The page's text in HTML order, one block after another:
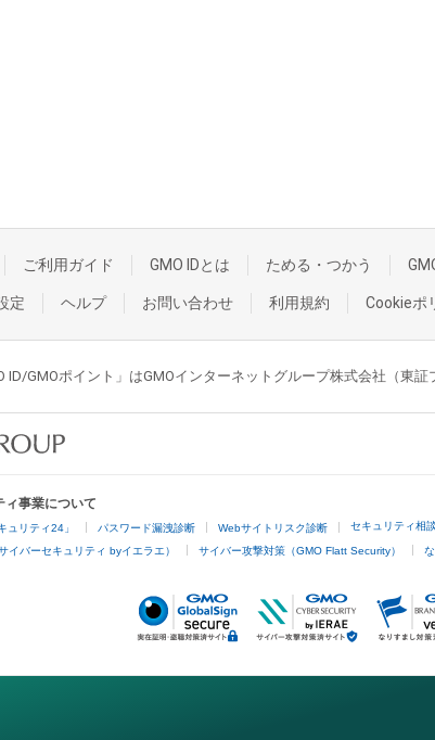
ご利用ガイド GMO IDとは ためる・つかう
定 ヘルプ お問い合わせ 利用規約 Cookieポ
ID/GMOポイント」はGMOインターネットグループ株式会社（東
ィ事業について
ュリティ24」 パスワード漏洩診断 Webサイトリスク診断 セキュリティ相
イバーセキュリティ byイエラエ） サイバー攻撃対策（GMO Flatt Security）